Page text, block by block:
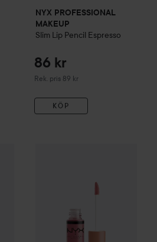
NYX PROFESSIONAL
MAKEUP
Slim Lip Pencil Espresso
86 kr
Rek. pris 89 kr
Rekommenderat pris 89 kr
KÖP